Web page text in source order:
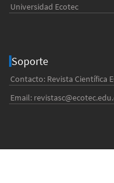
Universidad Ecotec
Soporte
Contacto: Revista Científica
Email: